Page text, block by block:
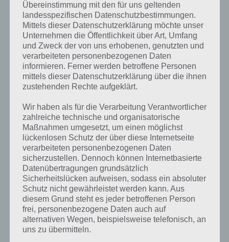
Die obige Lösung stimmt leider nicht mehr?
Wenn die Lösung, die wir dir oben vorgestellt haben, nicht mehr
aktuell sein sollte oder ein Wort in der Lösung von 94 Prozent fehlt,
so teile uns die korrekten Lösungen einfach in den Kommentaren
mit. Nur so können wir stets die aktuellen Antworten auf die
Entwickler die Lösungen immer mal wieder verändern.
Darum geht es bei 94%
Was ist 94%? In der App 94% musst du auf Basis eines Bildes oder
einer Aussage die Antworten herausfinden, die von anderen Spielern
am häufigsten genannt worden sind. Nur so kannst du das nächste
Level freischalten. Zusammenaddiert ergeben alle Antworten 94
Prozent, wovon die App ihren Namen hat. Entsprechend ist 94
Prozent ein Wort und Rätsel-Spiel. Bereits über 10 Millionen mal
wurde die App mittlerweile heruntergeladen und gehört mit zu den
erfolgreichsten Spiele Apps in diesem Genre im Google Play Store
Übereinstimmung mit den für uns geltenden
landesspezifischen Datenschutzbestimmungen.
Mittels dieser Datenschutzerklärung möchte unser
Unternehmen die Öffentlichkeit über Art, Umfang
und Zweck der von uns erhobenen, genutzten und
verarbeiteten personenbezogenen Daten
informieren. Ferner werden betroffene Personen
mittels dieser Datenschutzerklärung über die ihnen
zustehenden Rechte aufgeklärt.
Wir haben als für die Verarbeitung Verantwortlicher
zahlreiche technische und organisatorische
Maßnahmen umgesetzt, um einen möglichst
lückenlosen Schutz der über diese Internetseite
verarbeiteten personenbezogenen Daten
sicherzustellen. Dennoch können Internetbasierte
Datenübertragungen grundsätzlich
Sicherheitslücken aufweisen, sodass ein absoluter
Schutz nicht gewährleistet werden kann. Aus
diesem Grund steht es jeder betroffenen Person
frei, personenbezogene Daten auch auf
alternativen Wegen, beispielsweise telefonisch, an
uns zu übermitteln.